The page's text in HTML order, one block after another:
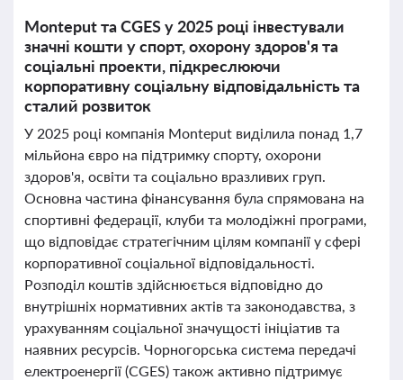
Monteput та CGES у 2025 році інвестували
значні кошти у спорт, охорону здоров'я та
соціальні проекти, підкреслюючи
корпоративну соціальну відповідальність та
сталий розвиток
У 2025 році компанія Monteput виділила понад 1,7
мільйона євро на підтримку спорту, охорони
здоров'я, освіти та соціально вразливих груп.
Основна частина фінансування була спрямована на
спортивні федерації, клуби та молодіжні програми,
що відповідає стратегічним цілям компанії у сфері
корпоративної соціальної відповідальності.
Розподіл коштів здійснюється відповідно до
внутрішніх нормативних актів та законодавства, з
урахуванням соціальної значущості ініціатив та
наявних ресурсів. Чорногорська система передачі
електроенергії (CGES) також активно підтримує